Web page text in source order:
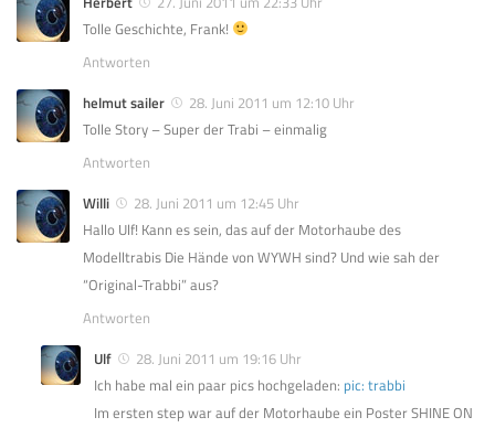
Tolle Geschichte, Frank!
Antworten
helmut sailer
28. Juni 2011 um 12:10 Uhr
Tolle Story – Super der Trabi – einmalig
Antworten
Willi
28. Juni 2011 um 12:45 Uhr
Hallo Ulf! Kann es sein, das auf der Motorhaube des
Modelltrabis Die Hände von WYWH sind? Und wie sah der
“Original-Trabbi” aus?
Antworten
Ulf
28. Juni 2011 um 19:16 Uhr
Ich habe mal ein paar pics hochgeladen: pic: trabbi
Im ersten step war auf der Motorhaube ein Poster SHINE ON